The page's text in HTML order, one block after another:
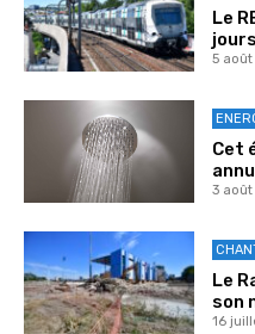
Le
5
Cet
3 août
Le
son
16